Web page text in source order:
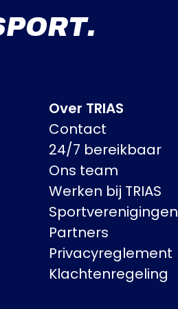
Over TRIAS
Contact
24/7 bereikbaar
Ons team
Werken bij TRIAS
Sportverenigingen
Partners
Privacyreglement
Klachtenregeling